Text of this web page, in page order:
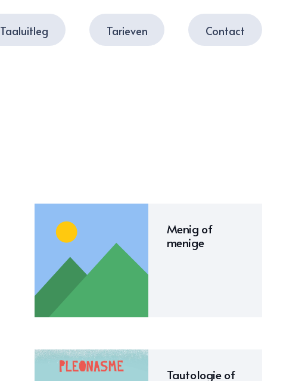
Taaluitleg Tarieven Contact
Menig of
menige
Tautologie of